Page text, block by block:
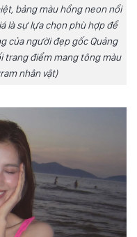
bảng màu hồng neon nổi
là sự lựa chọn phù hợp để
của người đẹp gốc Quảng
trang điểm mang tông màu
nhân vật)